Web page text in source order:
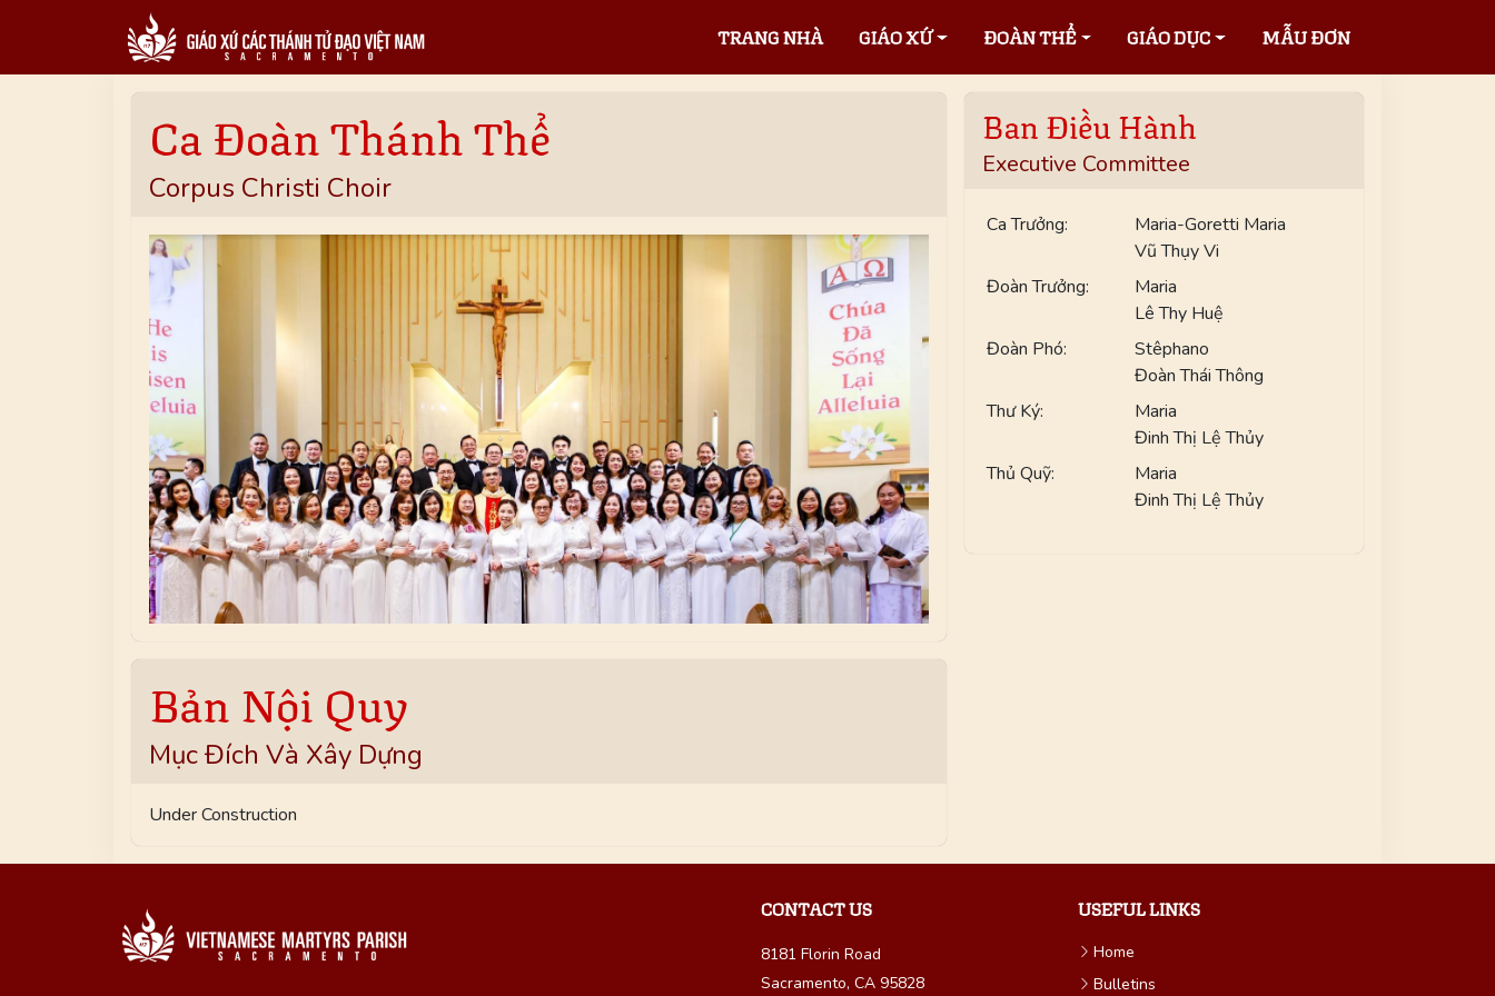
TRANG NHÀ GIÁO XỨ ĐOÀN THỂ GIÁO DỤC MẪU ĐƠN
Ca Đoàn Thánh Thể
Corpus Christi Choir
Bản Nội Quy
Mục Đích Và Xây Dựng
Under Construction
Ban Điều Hành
Executive Committee
Ca Trưởng:
Maria-Goretti Maria
Vũ Thụy Vi
Đoàn Trưởng:
Maria
Lê Thy Huệ
Đoàn Phó:
Stêphano
Đoàn Thái Thông
Thư Ký:
Maria
Đinh Thị Lệ Thủy
Thủ Quỹ:
Maria
Đinh Thị Lệ Thủy
CONTACT US
8181 Florin Road
Sacramento, CA 95828
USEFUL LINKS
Home
Bulletins